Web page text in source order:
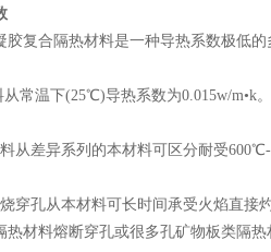
合隔热材料是一种导热系数极低的
温下(25℃)导热系数为0.015w/m•k。
差异系列的本材料可区分耐受600℃-
孔从本材料可长时间承受火焰直接
材料熔断穿孔或很多孔矿物板类隔热